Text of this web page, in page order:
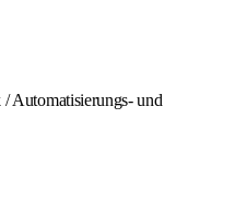
Automatisierungs- und